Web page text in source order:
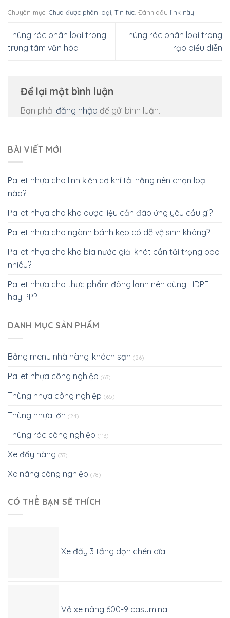
Chuyên mục: Chưa được phân loại Tin tức . Đánh dấu link này
Thùng rác phân loại trong
trung tâm văn hóa
Thùng rác phân loại trong
rạp biểu diễn
Để lại một bình luận
Bạn phải đăng nhập để gửi bình luận.
BÀI VIẾT MỚI
Pallet nhựa cho linh kiện cơ khí tải nặng nên chọn loại
nào?
Pallet nhựa cho kho dược liệu cần đáp ứng yêu cầu gì?
Pallet nhựa cho ngành bánh kẹo có dễ vệ sinh không?
Pallet nhựa cho kho bia nước giải khát cần tải trọng bao
nhiêu?
Pallet nhựa cho thực phẩm đông lạnh nên dùng HDPE
hay PP?
DANH MỤC SẢN PHẨM
Bảng menu nhà hàng-khách sạn (26)
Pallet nhựa công nghiệp (63)
Thùng nhựa công nghiệp (65)
Thùng nhựa lớn (24)
Thùng rác công nghiệp (113)
Xe đẩy hàng (33)
Xe nâng công nghiệp (78)
CÓ THỂ BẠN SẼ THÍCH
Xe đẩy 3 tầng dọn chén dĩa
Vỏ xe nâng 600-9 casumina